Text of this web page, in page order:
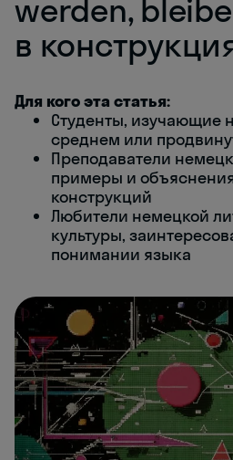
werden,
в
Для кого эта статья:
Студенты, изучающие
среднем или
Преподаватели
примеры и
конструкций
Любители немецкой
культуры,
понимании языка
Skyeng Chat
online